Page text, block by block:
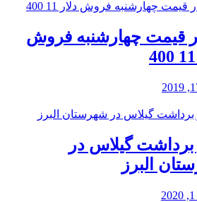
قیمت چهارشنبه فروش
برداشت گیلاس در
البرز